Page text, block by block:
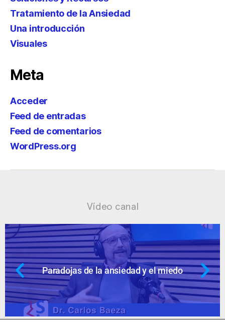
Tratamiento de la Ansiedad
Una introducción
Visuales
Meta
Acceder
Feed de entradas
Feed de comentarios
WordPress.org
Vídeo canal
ansiedad y el miedo Ansiedad: